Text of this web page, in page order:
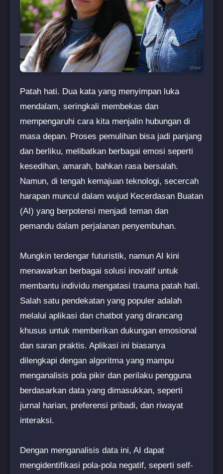
Patah hati. Dua kata yang menyimpan luka
mendalam, seringkali membekas dan
mempengaruhi cara kita menjalin hubungan di
masa depan. Proses pemulihan bisa jadi panjang
dan berliku, melibatkan berbagai emosi seperti
kesedihan, amarah, bahkan rasa bersalah.
Namun, di tengah kemajuan teknologi, secercah
harapan muncul dalam wujud Kecerdasan Buatan
(AI) yang berpotensi menjadi teman dan
pemandu dalam perjalanan penyembuhan.
Mungkin terdengar futuristik, namun AI kini
menawarkan berbagai solusi inovatif untuk
membantu individu mengatasi trauma patah hati.
Salah satu pendekatan yang populer adalah
melalui aplikasi dan chatbot yang dirancang
khusus untuk memberikan dukungan emosional
dan saran praktis. Aplikasi ini biasanya
dilengkapi dengan algoritma yang mampu
menganalisis pola pikir dan perilaku pengguna
berdasarkan data yang dimasukkan, seperti
jurnal harian, preferensi pribadi, dan riwayat
interaksi.
Dengan menganalisis data ini, AI dapat
mengidentifikasi pola-pola negatif, seperti self-